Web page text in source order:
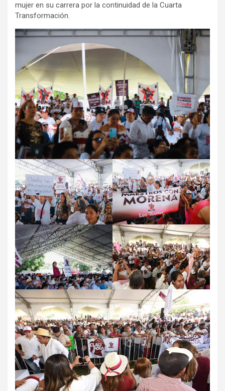
mujer en su carrera por la continuidad de la Cuarta
Transformación.